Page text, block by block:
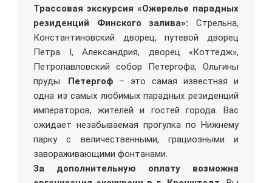
Трассовая экскурсия «Ожерелье парадных
резиденций Финского залива»: Стрельна,
Константиновский дворец, путевой дворец
Петра I, Александрия, дворец «Коттедж»,
Петропавловский собор Петергофа, Ольгины
пруды. Петергоф – это самая известная и
одна из самых любимых парадных резиденций
императоров, жителей и гостей города. Вас
ожидает незабываемая прогулка по Нижнему
парку с величественными, грациозными и
завораживающими фонтанами.
За дополнительную оплату возможна